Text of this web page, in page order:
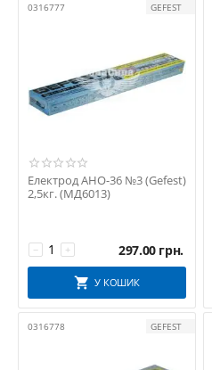
0316777 GEFEST
Електрод АНО-36 №3 (Gefest)
2,5кг. (МД6013)
+
− 297.00 грн.
У КОШИК
0316778 GEFEST